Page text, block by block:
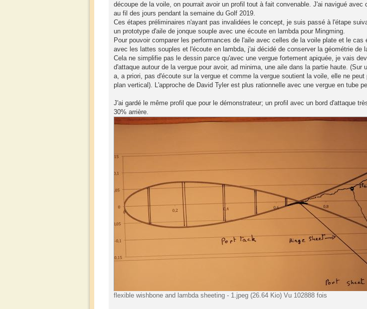
découpe de la voile, on pourrait avoir un profil tout à fait convenable. J'ai navigué avec
au fil des jours pendant la semaine du Golf 2019.
Ces étapes préliminaires n'ayant pas invalidées le concept, je suis passé à l'étape
un prototype d'aile de jonque souple avec une écoute en lambda pour Mingming.
Pour pouvoir comparer les performances de l'aile avec celles de la voile plate et le cas
avec les lattes souples et l'écoute en lambda, j'ai décidé de conserver la géométrie de
Cela ne simplifie pas le dessin parce qu'avec une vergue fortement apiquée, je vais
d'attaque autour de la vergue pour avoir, ad minima, une aile dans la partie haute. (Sur
a, a priori, pas d'écoute sur la vergue et comme la vergue soutient la voile, elle ne
plan vertical). L'approche de David Tyler est plus rationnelle avec une vergue en tube
J'ai gardé le même profil que pour le démonstrateur; un profil avec un bord d'attaque
30% arrière.
flexible wishbone and lambda sheeting - 1.jpeg (26.64 Kio) Vu 102888 fois